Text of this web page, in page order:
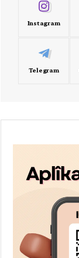
Instagram
Telegram